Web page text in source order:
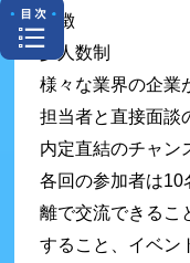
特徴
少人数制
様々な業界の企業
担当者と直接面談
内定直結のチャン
各回の参加者は10
離で交流できるこ
すること、イベン